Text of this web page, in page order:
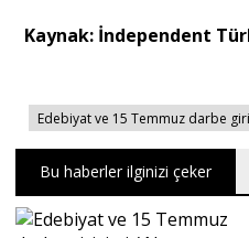
Kaynak: İndependent
Edebiyat ve 15 Temmuz darbe
Bu haberler ilginizi çeker